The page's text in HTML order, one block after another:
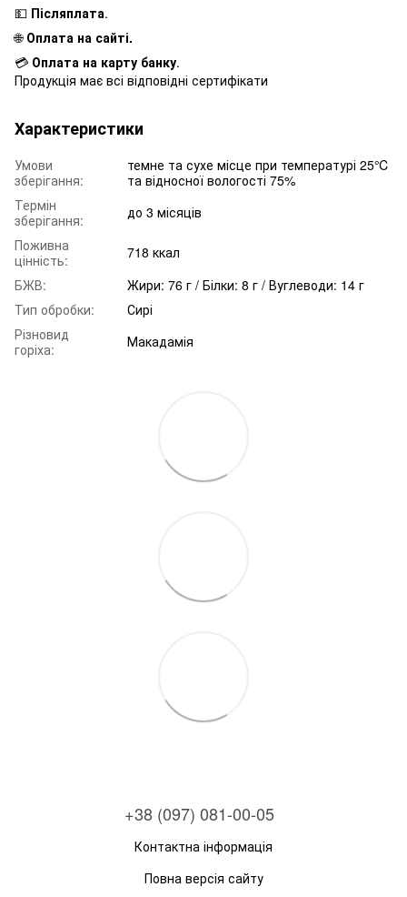
💵 Післяплата.
🌐 Оплата на сайті.
💳 Оплата на карту банку.
Продукція має всі відповідні сертифікати
Характеристики
Умови
зберігання:
темне та сухе місце при температурі 25℃
та відносної вологості 75%
Термін
зберігання:
до 3 місяців
Поживна
цінність:
718 ккал
БЖВ:
Жири: 76 г / Білки: 8 г / Вуглеводи: 14 г
Тип обробки:
Сирі
Різновид
горіха:
Макадамія
+38 (097) 081-00-05
Контактна інформація
Повна версія сайту